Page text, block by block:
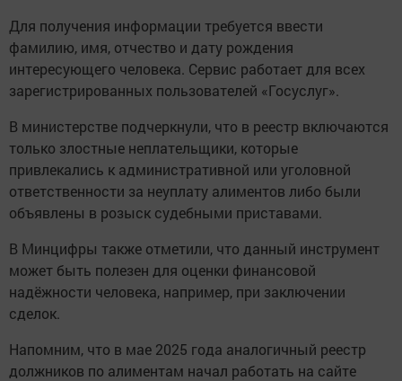
Для получения информации требуется ввести
фамилию, имя, отчество и дату рождения
интересующего человека. Сервис работает для всех
зарегистрированных пользователей «Госуслуг».
В министерстве подчеркнули, что в реестр включаются
только злостные неплательщики, которые
привлекались к административной или уголовной
ответственности за неуплату алиментов либо были
объявлены в розыск судебными приставами.
В Минцифры также отметили, что данный инструмент
может быть полезен для оценки финансовой
надёжности человека, например, при заключении
сделок.
Напомним, что в мае 2025 года аналогичный реестр
должников по алиментам начал работать на сайте